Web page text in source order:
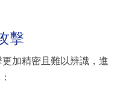
擊
加精密且難以辨識，進